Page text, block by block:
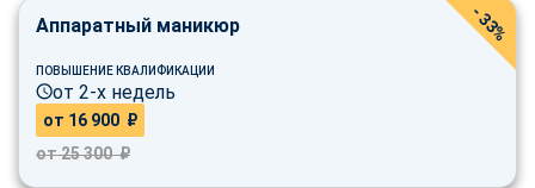
Аппаратный маникюр
ПОВЫШЕНИЕ КВАЛИФИКАЦИИ
от 2-х недель
от 16 900 ₽
от 25 300 ₽
- 33%